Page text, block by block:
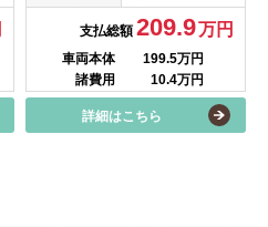
支払総額209.9万円
車両本体
199.5万円
諸費用
10.4万円
詳細はこちら